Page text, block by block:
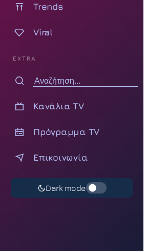
Trends
Viral
EXTRA
Κανάλια TV
Πρόγραμμα TV
Επικοινωνία
Dark mode